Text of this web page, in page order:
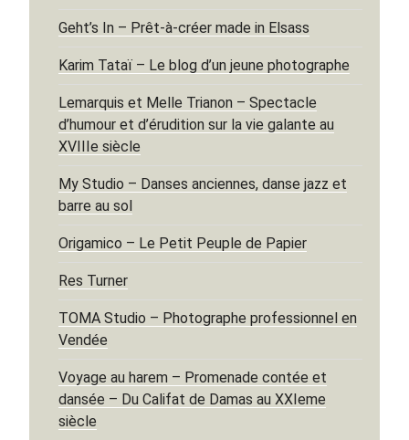
Geht’s In – Prêt-à-créer made in Elsass
Karim Tataï – Le blog d’un jeune photographe
Lemarquis et Melle Trianon – Spectacle
d’humour et d’érudition sur la vie galante au
XVIIIe siècle
My Studio – Danses anciennes, danse jazz et
barre au sol
Origamico – Le Petit Peuple de Papier
Res Turner
TOMA Studio – Photographe professionnel en
Vendée
Voyage au harem – Promenade contée et
dansée – Du Califat de Damas au XXIeme
siècle